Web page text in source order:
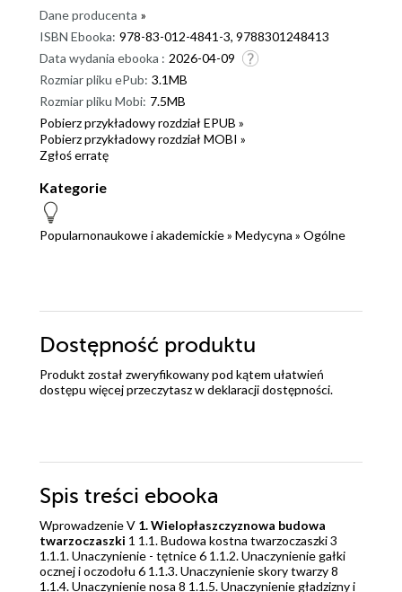
Dane producenta »
ISBN Ebooka: 978-83-012-4841-3, 9788301248413
Data wydania ebooka : 2026-04-09
Rozmiar pliku ePub: 3.1MB
Rozmiar pliku Mobi: 7.5MB
Pobierz przykładowy rozdział EPUB »
Pobierz przykładowy rozdział MOBI »
Zgłoś erratę
Kategorie
Popularnonaukowe i akademickie» Medycyna » Ogólne
Dostępność produktu
Produkt został zweryfikowany pod kątem ułatwień
dostępu więcej przeczytasz wdeklaracji dostępności.
Spis treści ebooka
Wprowadzenie V 1. Wielopłaszczyznowa budowa
twarzoczaszki 1 1.1. Budowa kostna twarzoczaszki 3
1.1.1. Unaczynienie - tętnice 6 1.1.2. Unaczynienie gałki
ocznej i oczodołu 6 1.1.3. Unaczynienie skory twarzy 8
1.1.4. Unaczynienie nosa 8 1.1.5. Unaczynienie gładzizny i